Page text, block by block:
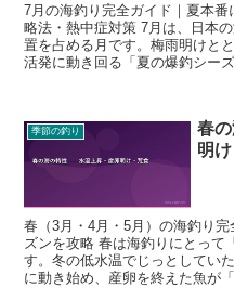
7月の海釣り完全ガイド｜夏本
略法・熱中症対策 7月は、日本
置を占める月です。梅雨明けと
活発に動き回る「夏の爆釣シー
季節の釣り
春
明
春（3月・4月・5月）の海釣り
ズンを攻略 春は海釣りにとって
す。冬の低水温でじっとしてい
に動き始め、産卵を終えた魚が